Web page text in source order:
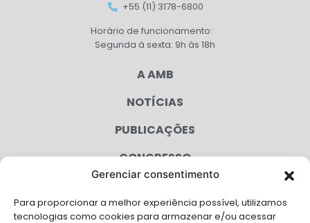
Gerenciar consentimento
Para proporcionar a melhor experiência possível, utilizamos
tecnologias como cookies para armazenar e/ou acessar
+55 (11) 3178-6800
Horário de funcionamento:
Segunda à sexta: 9h às 18h
A AMB
NOTÍCIAS
PUBLICAÇÕES
CONGRESSO
CAMPANHAS